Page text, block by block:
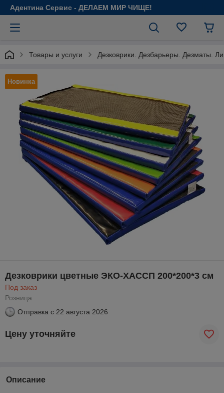
Адентина Сервис - ДЕЛАЕМ МИР ЧИЩЕ!
Товары и услуги Дезковрики. Дезбарьеры. Дезматы.
Новинка
Дезковрики цветные ЭКО-ХАССП 200*200*3 см
Под заказ
Розница
Отправка с 22 августа 2026
Цену уточняйте
Описание